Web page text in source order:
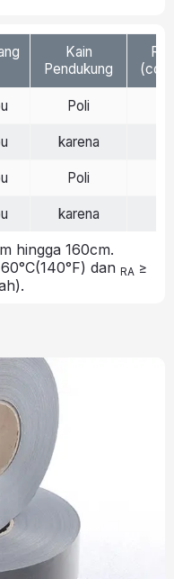
Kain
Pendukung
Poli
karena
Poli
karena
(cd/
hingga 160cm.
dan RA ≥